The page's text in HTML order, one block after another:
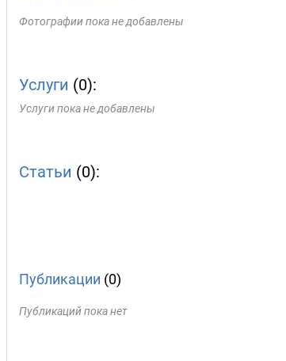
Фотографии пока не добавлены
Услуги (0):
Услуги пока не добавлены
Статьи (0):
Публикации (0)
Публикаций пока нет